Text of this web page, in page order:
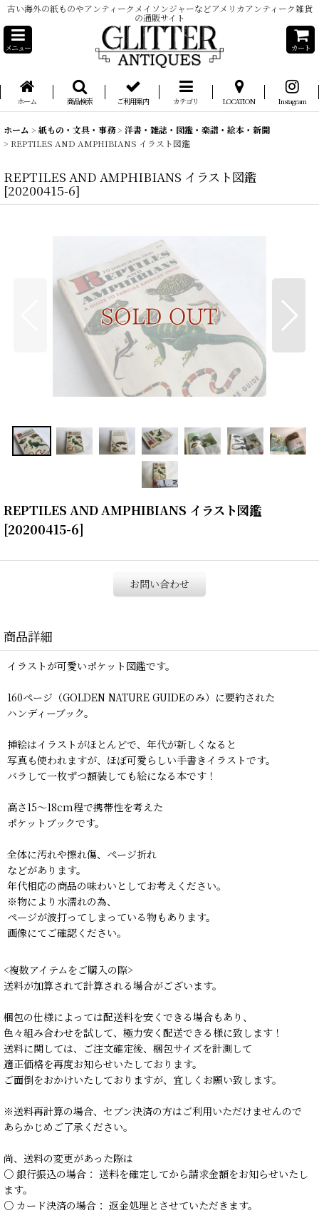
古い海外の紙ものやアンティークメイソンジャーなどアメリカアンティーク雑貨
の通販サイト
メニュー カート
ホーム 商品検索 ご利用案内 カテゴリ LOCATION Instagram
ホーム > 紙もの・文具・事務> 洋書・雑誌・図鑑・楽譜・絵本・新聞
> REPTILES AND AMPHIBIANS イラスト図鑑
REPTILES AND AMPHIBIANS イラスト図鑑
[20200415-6]
REPTILES AND AMPHIBIANS イラスト図鑑
[20200415-6]
お問い合わせ
商品詳細
イラストが可愛いポケット図鑑です。
160ページ（GOLDEN NATURE GUIDEのみ）に要約された
ハンディーブック。
挿絵はイラストがほとんどで、年代が新しくなると
写真も使われますが、ほぼ可愛らしい手書きイラストです。
バラして一枚ずつ額装しても絵になる本です！
高さ15〜18cm程で携帯性を考えた
ポケットブックです。
全体に汚れや擦れ傷、ページ折れ
などがあります。
年代相応の商品の味わいとしてお考えください。
※物により水濡れの為、
ページが波打ってしまっている物もあります。
画像にてご確認ください。
<複数アイテムをご購入の際>
送料が加算されて計算される場合がございます。
梱包の仕様によっては配送料を安くできる場合もあり、
色々組み合わせを試して、極力安く配送できる様に致します！
送料に関しては、ご注文確定後、梱包サイズを計測して
適正価格を再度お知らせいたしております。
ご面倒をおかけいたしておりますが、宜しくお願い致します。
※送料再計算の場合、セブン決済の方はご利用いただけませんので
あらかじめご了承ください。
尚、送料の変更があった際は
○ 銀行振込の場合： 送料を確定してから請求金額をお知らせいたし
ます。
○ カード決済の場合： 返金処理とさせていただきます。